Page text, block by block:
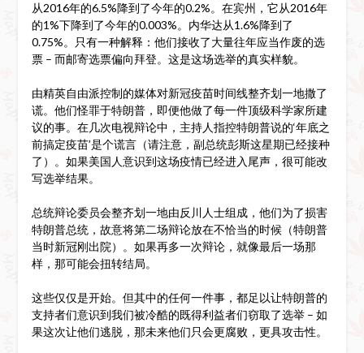
从2016年的6.5%降到了今年的0.2%。在宾州，它从2016年
的1%下降到了今年的0.003%。内华达从1.6%降到了
0.75%。只有一种解释：他们接收了大量往年应当作废的选
票 – 而邮寄选票偏向拜登。这是这场选举的真实样貌。
由精英自由派控制的媒体对新冠疫苗时间线整齐划一地撒了
谎。他们怪罪于特朗普，即便他做了每一件顶级科学家所建
议的事。在几次电视辩论中，主持人指控特朗普说的‘年底之
前搞定疫苗’是个谎言（请注意，副总统彭斯这星期已经接种
了）。如果美国人意识到这场疫情已经进入尾声，很可能改
写选举结果。
总统辩论委员会整齐划一地由反川人士组成，他们为了损害
特朗普总统，故意将第二场辩论放在不恰当的时候（特朗普
当时新冠刚出院）。如果再多一次辩论，就像最后一场那
样，那可能会扭转结局。
这些仅仅是开始。但其中的任何一件事，都足以让特朗普的
支持者们意识到我们被冷酷的既得利益者们窃取了选举 – 如
果这次让他们逃脱，那未来他们只会更腐败，更具攻击性。